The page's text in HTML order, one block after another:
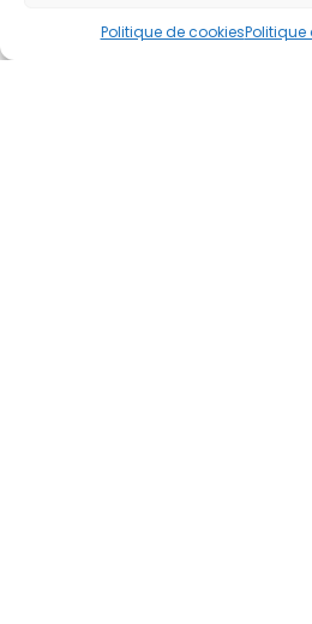
Politique de cookies